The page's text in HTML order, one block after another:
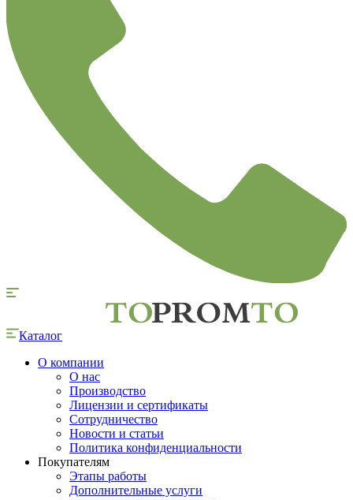
Каталог
О компании
О нас
Производство
Лицензии и сертификаты
Сотрудничество
Новости и статьи
Политика конфиденциальности
Покупателям
Этапы работы
Дополнительные услуги